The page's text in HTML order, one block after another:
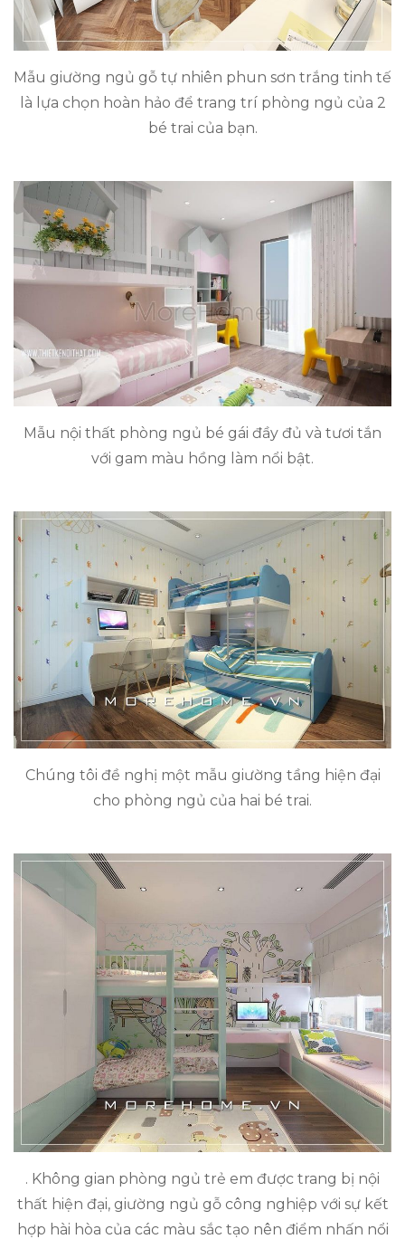
Mẫu giường ngủ gỗ tự nhiên phun sơn trắng tinh tế
là lựa chọn hoàn hảo để trang trí phòng ngủ của 2
bé trai của bạn.
Mẫu nội thất phòng ngủ bé gái đầy đủ và tươi tắn
với gam màu hồng làm nổi bật.
Chúng tôi đề nghị một mẫu giường tầng hiện đại
cho phòng ngủ của hai bé trai.
. Không gian phòng ngủ trẻ em được trang bị nội
thất hiện đại, giường ngủ gỗ công nghiệp với sự kết
hợp hài hòa của các màu sắc tạo nên điểm nhấn nổi